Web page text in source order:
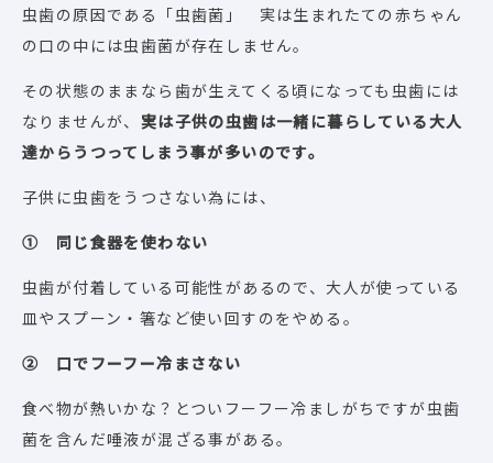
虫歯の原因である「虫歯菌」 実は生まれたての赤ちゃん
の口の中には虫歯菌が存在しません。
その状態のままなら歯が生えてくる頃になっても虫歯には
なりませんが、 実は子供の虫歯は一緒に暮ら している大人
達からうつってしまう事が多いのです。
子供に虫歯をうつさない為には、
① 同じ食器を使わない
虫歯が付着している可能性があるので、大人が使っている
皿やスプーン・箸など使い回すのをやめる。
② 口でフーフー冷まさない
食べ物が熱いかな？とついフーフー冷ましがちですが虫歯
菌を含んだ唾液が混ざる事がある。